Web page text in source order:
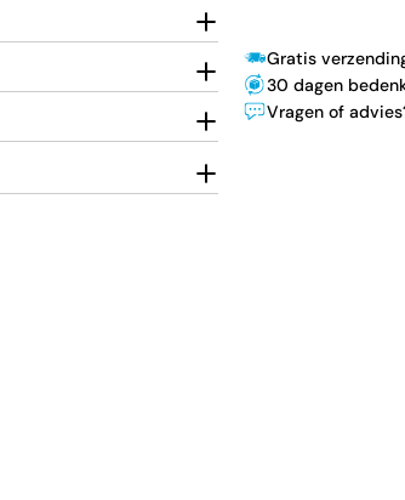
Gratis
30 dagen
Vragen of